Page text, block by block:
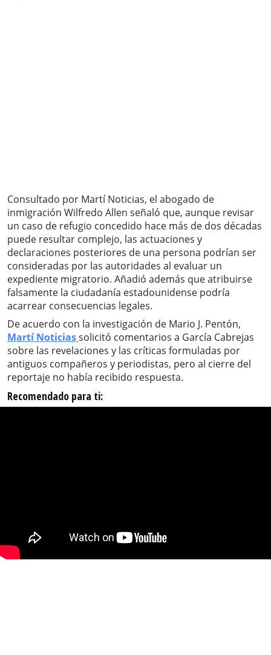
Consultado por Martí Noticias, el abogado de
inmigración Wilfredo Allen señaló que, aunque revisar
un caso de refugio concedido hace más de dos décadas
puede resultar complejo, las actuaciones y
declaraciones posteriores de una persona podrían ser
consideradas por las autoridades al evaluar un
expediente migratorio. Añadió además que atribuirse
falsamente la ciudadanía estadounidense podría
acarrear consecuencias legales.
De acuerdo con la investigación de Mario J. Pentón,
Martí Noticiassolicitó comentarios a García Cabrejas
sobre las revelaciones y las críticas formuladas por
antiguos compañeros y periodistas, pero al cierre del
reportaje no había recibido respuesta.
Recomendado para ti: